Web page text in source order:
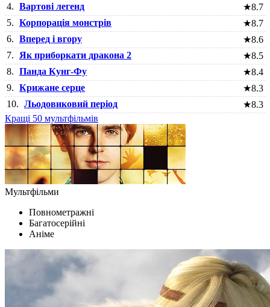
4. Вартові легенд ★8.7
5. Корпорація монстрів ★8.7
6. Вперед і вгору ★8.6
7.
Як приборкати дракона 2 ★8.5
8. Панда Кунг-Фу ★8.4
9. Крижане серце ★8.3
10. Льодовиковий період ★8.3
Кращі 50 мультфільмів
Мультфільми
Повнометражні
Багатосерійні
Аніме